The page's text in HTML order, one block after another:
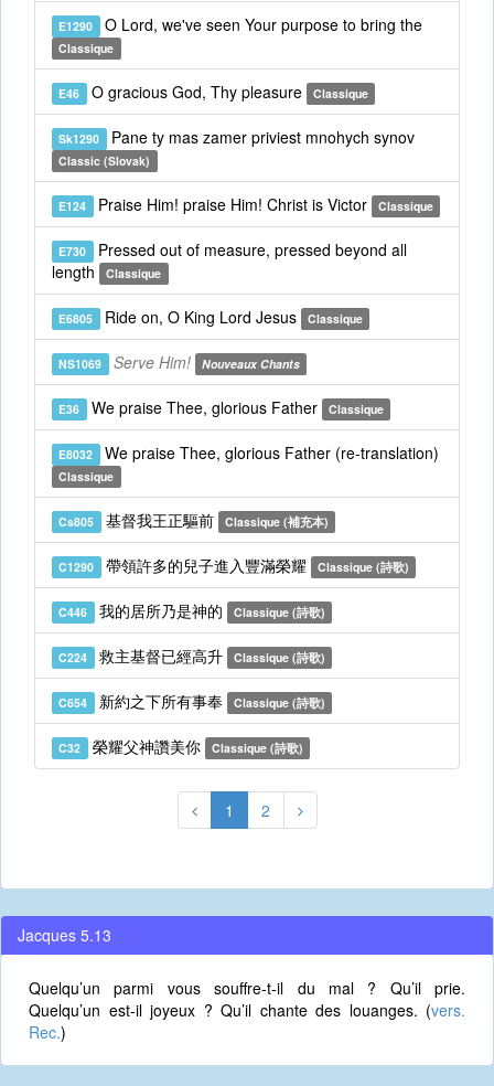
E1290 O Lord, we've seen Your purpose to bring the
Classique
E46 O gracious God, Thy pleasure Classique
Sk1290 Pane ty mas zamer priviest mnohych synov
Classic (Slovak)
E124 Praise Him! praise Him! Christ is Victor Classique
E730 Pressed out of measure, pressed beyond all
length
Classique
E6805 Ride on, O King Lord Jesus Classique
NS1069 Serve Him! Nouveaux Chants
E36 We praise Thee, glorious Father Classique
E8032 We praise Thee, glorious Father (re-translation)
Classique
Cs805 基督我王正驅前 Classique (補充本)
C1290 帶領許多的兒子進入豐滿榮耀 Classique (詩歌)
C446 我的居所乃是神的 Classique (詩歌)
C224 救主基督已經高升 Classique (詩歌)
C654 新約之下所有事奉 Classique (詩歌)
C32 榮耀父神讚美你 Classique (詩歌)
1 2
Jacques 5.13
Quelqu’un parmi vous souffre-t-il du mal ? Qu’il prie.
Quelqu’un est-il joyeux ? Qu’il chante des louanges. (vers.
Rec.)